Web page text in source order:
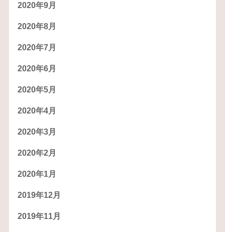
2020年9月
2020年8月
2020年7月
2020年6月
2020年5月
2020年4月
2020年3月
2020年2月
2020年1月
2019年12月
2019年11月